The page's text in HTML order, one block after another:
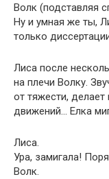
Волк (подставляя
Ну и умная же ты,
только
Лиса после
на плечи Волку.
от тяжести,
движений… Елка
Лиса.
Ура, замигала!
Волк.